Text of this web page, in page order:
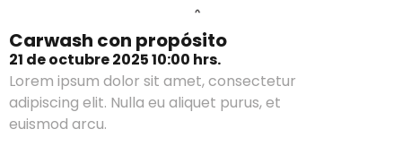
Carwash con propósito
21 de octubre 2025 10:00 hrs.
Lorem ipsum dolor sit amet, consectetur
adipiscing elit. Nulla eu aliquet purus, et
euismod arcu.